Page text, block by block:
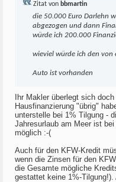
Zitat von bbmartin
die 50.000 Euro Darlehn
abgezogen und dann
würde ich 200.000
wieviel würde ich den von
Auto ist vorhanden
Ihr Makler überlegt sich
Hausfinanzierung "übrig"
unterstelle bei 1% Tilgung -
Jahresurlaub am Meer ist
möglich :-(
Auch für den KFW-Kredit
wenn die Zinsen für den
die Gesamte mögliche
gestattet keine 1%-